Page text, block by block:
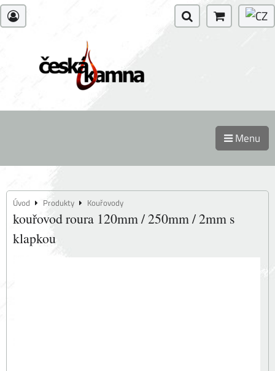
Menu
Úvod Produkty Kouřovody
kouřovod roura 120mm / 250mm / 2mm s
klapkou